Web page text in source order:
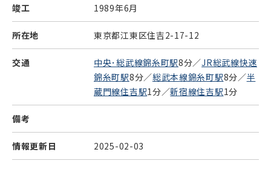
竣工 1989年6月
所在地 東京都江東区住吉2-17-12
交通 中央･総武線錦糸町駅8分／JR総武線快速
錦糸町駅8分／総武本線錦糸町駅8分／半
蔵門線住吉駅1分／新宿線住吉駅1分
備考
情報更新日 2025-02-03